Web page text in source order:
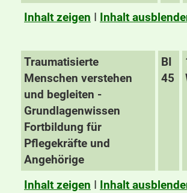
Inhalt zeigen I Inhalt
Traumatisierte
Menschen verstehen
und begleiten -
Grundlagenwissen
Fortbildung für
Pflegekräfte und
Angehörige
BI
45
Inhalt zeigen I Inhalt